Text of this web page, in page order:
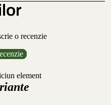
o recenzie
element